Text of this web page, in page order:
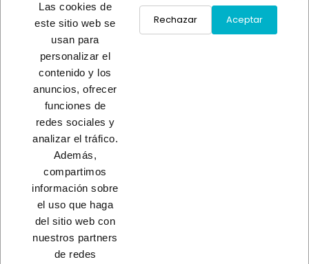
Inicio FERRETERIA
CONTENEDORES-CUBOS
CONTENEDORES BASURA
INICIO
No hay productos disponibles
¡Estate atento! Próximamente se añadirán más productos.
CONTACTO
PRODUCTOS
Las cookies de
este sitio web se
usan para
personalizar el
contenido y los
anuncios, ofrecer
funciones de
redes sociales y
analizar el tráfico.
Además,
compartimos
información sobre
el uso que haga
del sitio web con
nuestros partners
de redes
Aceptar
Rechazar